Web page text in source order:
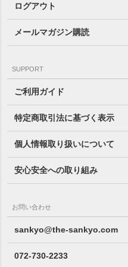
ログアウト
メールマガジン購読
SUPPORT
ご利用ガイド
特定商取引法に基づく表示
個人情報取り扱いについて
安心安全への取り組み
お問い合わせ
sankyo@the-sankyo.com
072-730-2233